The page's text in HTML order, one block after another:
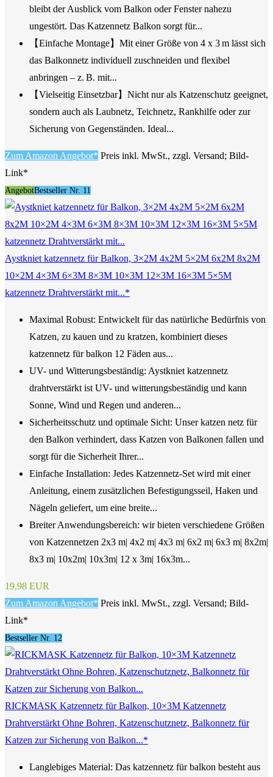
bleibt der Ausblick vom Balkon oder Fenster nahezu
ungestört. Das Katzennetz Balkon sorgt für...
【Einfache Montage】Mit einer Größe von 4 x 3 m lässt sich
das Balkonnetz individuell zuschneiden und flexibel
anbringen – z. B. mit...
【Vielseitig Einsetzbar】Nicht nur als Katzenschutz geeignet,
sondern auch als Laubnetz, Teichnetz, Rankhilfe oder zur
Sicherung von Gegenständen. Ideal...
Zum Amazon Angebot* Preis inkl. MwSt., zzgl. Versand; Bild-
Link*
AngebotBestseller Nr. 11
Aystkniet katzennetz für Balkon, 3×2M 4x2M 5×2M 6x2M 8x2M
10×2M 4×3M 6×3M 8×3M 10×3M 12×3M 16×3M 5×5M
katzennetz Drahtverstärkt mit...*
Maximal Robust: Entwickelt für das natürliche Bedürfnis von
Katzen, zu kauen und zu kratzen, kombiniert dieses
katzennetz für balkon 12 Fäden aus...
UV- und Witterungsbeständig: Aystkniet katzennetz
drahtverstärkt ist UV- und witterungsbeständig und kann
Sonne, Wind und Regen und anderen...
Sicherheitsschutz und optimale Sicht: Unser katzen netz für
den Balkon verhindert, dass Katzen von Balkonen fallen und
sorgt für die Sicherheit Ihrer...
Einfache Installation: Jedes Katzennetz-Set wird mit einer
Anleitung, einem zusätzlichen Befestigungsseil, Haken und
Nägeln geliefert, um eine breite...
Breiter Anwendungsbereich: wir bieten verschiedene Größen
von Katzennetzen 2x3 m| 4x2 m| 4x3 m| 6x2 m| 6x3 m| 8x2m|
8x3 m| 10x2m| 10x3m| 12 x 3m| 16x3m...
19,98 EUR
Zum Amazon Angebot* Preis inkl. MwSt., zzgl. Versand; Bild-
Link*
Bestseller Nr. 12
RICKMASK Katzennetz für Balkon, 10×3M Katzennetz
Drahtverstärkt Ohne Bohren, Katzenschutznetz, Balkonnetz für
Katzen zur Sicherung von Balkon...*
Langlebiges Material: Das katzennetz für balkon besteht aus